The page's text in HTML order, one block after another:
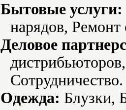
Бытовые услуги:
нарядов,
Деловое
Сотрудничество.
Одежда: Блузки,